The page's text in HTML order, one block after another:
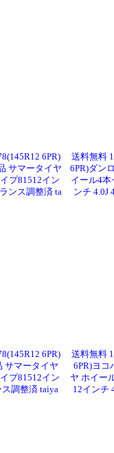
6PR)
サマータイヤ
プ81512イン
ンス調整済 ta
送料無料
6PR)ダン
イール4本
ンチ 4.0J
6PR)
サマータイヤ
プ81512イン
調整済 taiya
送料無料
6PR)ヨコ
ヤ ホイー
12インチ